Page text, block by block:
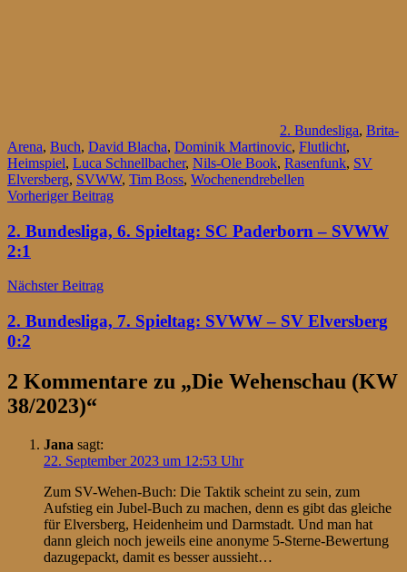
2. Bundesliga, Brita-
Arena, Buch, David Blacha, Dominik Martinovic, Flutlicht,
Heimspiel, Luca Schnellbacher, Nils-Ole Book, Rasenfunk, SV
Elversberg, SVWW, Tim Boss, Wochenendrebellen
Beitragsnavigation
Vorheriger Beitrag
2. Bundesliga, 6. Spieltag: SC Paderborn – SVWW
2:1
Nächster Beitrag
2. Bundesliga, 7. Spieltag: SVWW – SV Elversberg
0:2
2 Kommentare zu „Die Wehenschau (KW
38/2023)“
Jana sagt:
22. September 2023 um 12:53 Uhr
Zum SV-Wehen-Buch: Die Taktik scheint zu sein, zum
Aufstieg ein Jubel-Buch zu machen, denn es gibt das gleiche
für Elversberg, Heidenheim und Darmstadt. Und man hat
dann gleich noch jeweils eine anonyme 5-Sterne-Bewertung
dazugepackt, damit es besser aussieht…